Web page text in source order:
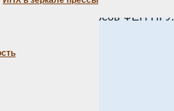
студентов 1-3 курсов ФЕН НГУ.